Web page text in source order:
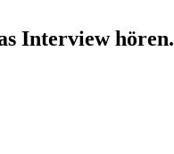
Interview hören.